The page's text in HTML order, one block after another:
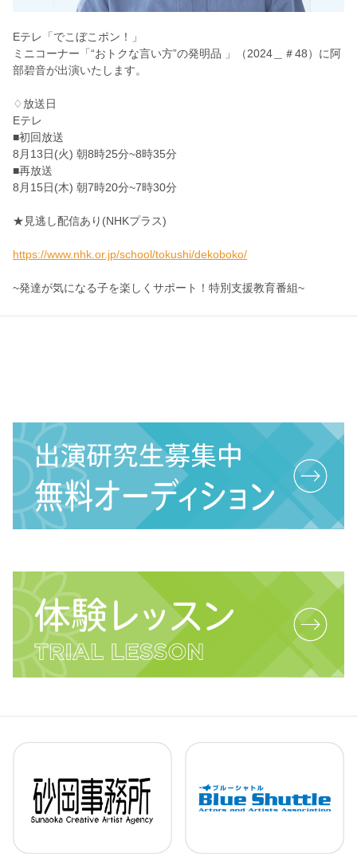
Eテレ「でこぼこポン！」
ミニコーナー「“おトクな言い方”の発明品 」（2024＿＃48）に阿
部碧音が出演いたします。
♢放送日
Eテレ
■初回放送
8月13日(火) 朝8時25分~8時35分
■再放送
8月15日(木) 朝7時20分~7時30分
★見逃し配信あり(NHKプラス)
https://www.nhk.or.jp/school/tokushi/dekoboko/
~発達が気になる子を楽しくサポート！特別支援教育番組~